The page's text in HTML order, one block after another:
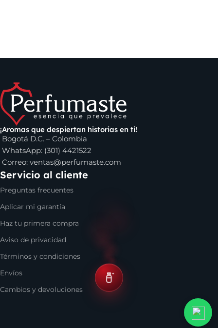
Herrera,La vida es bella de Lancome,Versace Bright
desees y comenzar a disfrutar de tu fragancia favorita.
Dentro de los perfumes para hombre, puedes encontrar
Eros Versace , el perfume Invictus de Paco Rabanne
de Nuit de Armafy muchas otras opciones de marcas muy
reconocidas. Incluso, si buscas algo para regalar, en nuestro
catálogo se encuentran varias alternativas de lociones para
esa persona especial, sea que estés en Cali, Bogotá, Medellín
o en cualquier parte de Colombia.
¡Aromas que despiertan historias en ti!
Bogotá D.C. – Colombia
WhatsApp: (301) 4421522
Correo: ventas@perfumaste.com
Servicio al cliente
Preguntas frecuentes
Aplicar mi garantía
Haz tu primera compra
Aviso de privacidad
Términos y condiciones
Envíos
Cambios y devoluciones